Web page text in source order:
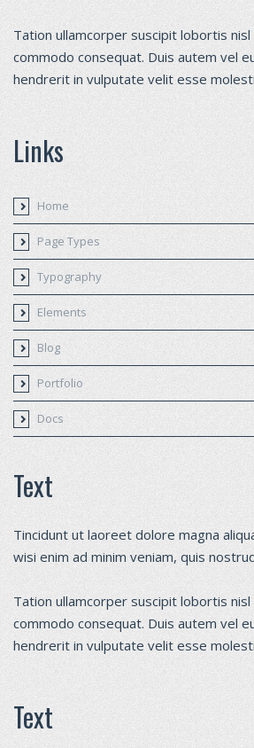
Tation ullamcorper suscipit lobortis nisl
commodo consequat. Duis autem vel
hendrerit in vulputate velit esse
Links
Home
Page Types
Typography
Elements
Blog
Portfolio
Docs
Text
Tincidunt ut laoreet dolore magna
wisi enim ad minim veniam, quis
Tation ullamcorper suscipit lobortis nisl
commodo consequat. Duis autem vel
hendrerit in vulputate velit esse
Text